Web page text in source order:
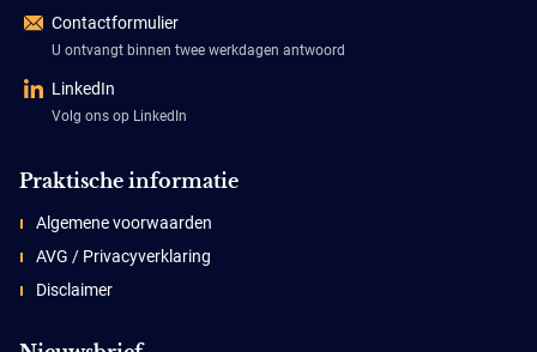
Contactformulier
U ontvangt binnen twee werkdagen antwoord
LinkedIn
Volg ons op LinkedIn
Praktische informatie
Algemene voorwaarden
AVG / Privacyverklaring
Disclaimer